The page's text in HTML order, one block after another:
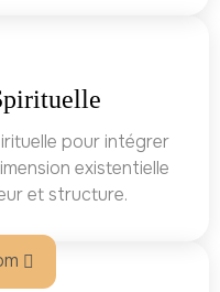
pour intégrer
existentielle
et structure.